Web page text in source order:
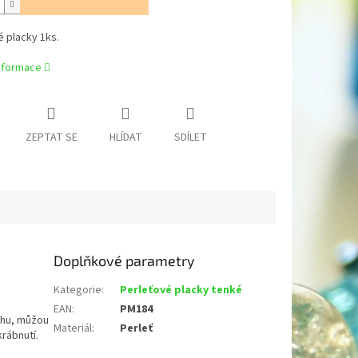
placky 1ks.
ZEPTAT SE HLÍDAT SDÍLET
můžou
Doplňkové parametry
Kategorie:
Perleťové placky tenké
EAN:
PM184
Materiál: Perleť